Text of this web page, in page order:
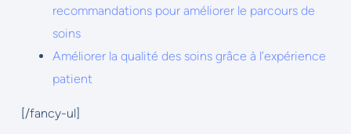
recommandations pour améliorer le parcours de
soins
Améliorer la qualité des soins grâce à l’expérience
patient
[/fancy-ul]